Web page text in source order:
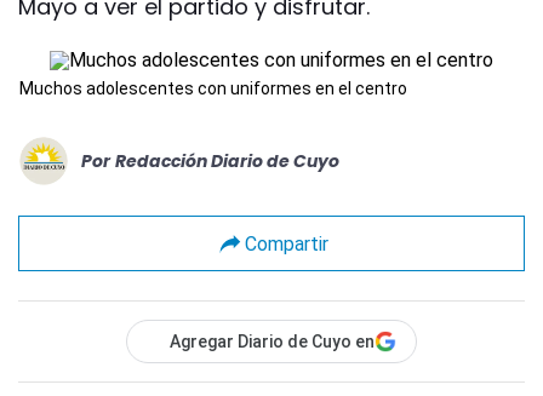
Mayo a ver el partido y disfrutar.
Muchos adolescentes con uniformes en el centro
Por Redacción Diario de Cuyo
Compartir
Agregar Diario de Cuyo en